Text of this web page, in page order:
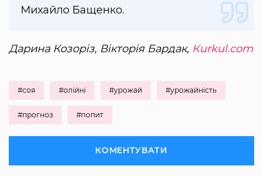
Михайло Бащенко.
Дарина Козоріз, Вікторія Бардак, Кurkul.com
#соя #олійні #урожай #урожайність
#прогноз #попит
КОМЕНТУВАТИ